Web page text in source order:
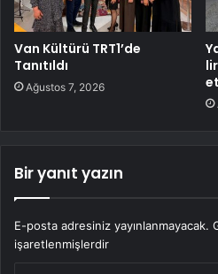
Van Kültürü TRT1’de
Tanıtıldı
Ağustos 7, 2026
Bir yanıt yazın
E-posta adresiniz yayınlanmayacak.
işaretlenmişlerdir